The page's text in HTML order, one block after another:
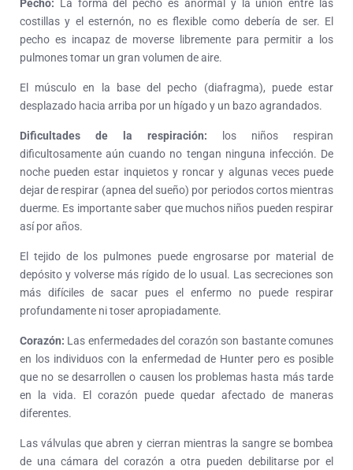
Pecho: La forma del pecho es anormal y la unión entre las
costillas y el esternón, no es flexible como debería de ser. El
pecho es incapaz de moverse libremente para permitir a los
pulmones tomar un gran volumen de aire.
El músculo en la base del pecho (diafragma), puede estar
desplazado hacia arriba por un hígado y un bazo agrandados.
Dificultades de la respiración: los niños respiran
dificultosamente aún cuando no tengan ninguna infección. De
noche pueden estar inquietos y roncar y algunas veces puede
dejar de respirar (apnea del sueño) por periodos cortos mientras
duerme. Es importante saber que muchos niños pueden respirar
así por años.
El tejido de los pulmones puede engrosarse por material de
depósito y volverse más rígido de lo usual. Las secreciones son
más difíciles de sacar pues el enfermo no puede respirar
profundamente ni toser apropiadamente.
Corazón: Las enfermedades del corazón son bastante comunes
en los individuos con la enfermedad de Hunter pero es posible
que no se desarrollen o causen los problemas hasta más tarde
en la vida. El corazón puede quedar afectado de maneras
diferentes.
Las válvulas que abren y cierran mientras la sangre se bombea
de una cámara del corazón a otra pueden debilitarse por el